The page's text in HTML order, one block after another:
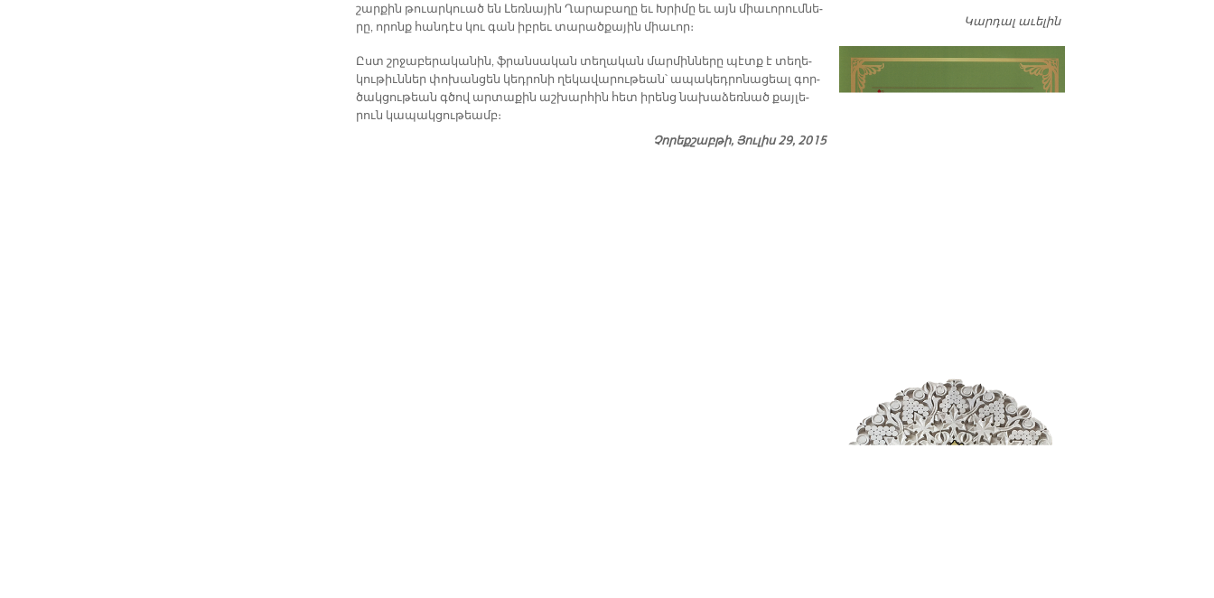
շար­քին թուար­կուած են Լեռ­նա­յին Ղա­րա­բա­ղը եւ Խրի­մը եւ այն միա­ւո­րում­նե­
րը, ո­րոնք հան­դէս կու գան իբ­րեւ տա­րած­քա­յին միա­ւոր։
Ըստ շրջա­բե­րա­կա­նին, ֆրան­սա­կան տե­ղա­կան մար­մին­նե­րը պէտք է տե­ղե­
կու­թիւն­ներ փո­խան­ցեն կեդ­րո­նի ղե­կա­վա­րու­թեան՝ ա­պա­կեդ­րո­նա­ցեալ գոր­
ծակ­ցու­թեան գծով ար­տա­քին աշ­խար­հին հետ ի­րենց նա­խա­ձեռ­նած քայ­լե­
րուն կա­պակ­ցու­թեամբ։
Չորեքշաբթի, Յուլիս 29, 2015
Կարդալ աւելինԴատել…